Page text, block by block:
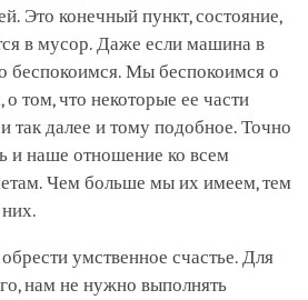
Это конечный пункт, состояние,
в мусор. Даже если машина в
беспокоимся. Мы беспокоимся о
о том, что некоторые ее части
так далее и тому подобное. Точно
и наше отношение ко всем
Чем больше мы их имеем, тем
умственное счастье. Для
нам не нужно выполнять